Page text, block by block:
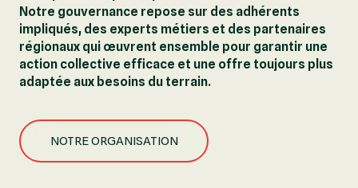
Notre gouvernance repose sur des adhérents
impliqués, des experts métiers et des partenaires
régionaux qui œuvrent ensemble pour garantir une
action collective efficace et une offre toujours plus
adaptée aux besoins du terrain.
NOTRE ORGANISATION